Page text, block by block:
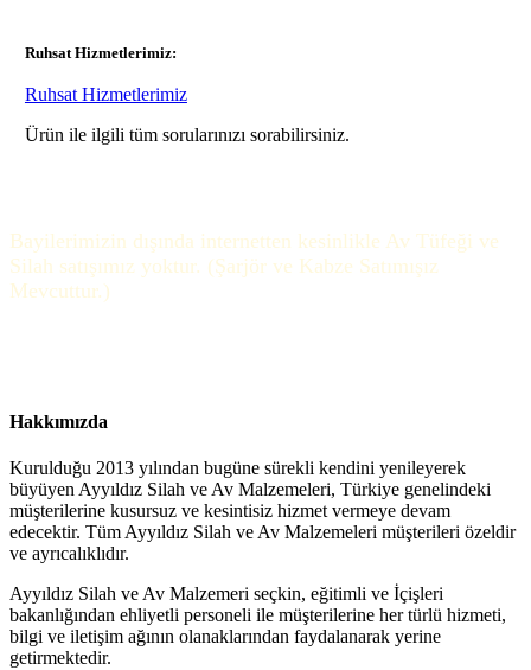
Ruhsat Hizmetlerimiz:
Ruhsat Hizmetlerimiz
Ürün ile ilgili tüm sorularınızı sorabilirsiniz.
Bayilerimizin dışında internetten kesinlikle Av Tüfeği ve
Silah satışımız yoktur. (Şarjör ve Kabze Satımışız
Mevcuttur.)
Hakkımızda
Kurulduğu 2013 yılından bugüne sürekli kendini yenileyerek
büyüyen Ayyıldız Silah ve Av Malzemeleri, Türkiye genelindeki
müşterilerine kusursuz ve kesintisiz hizmet vermeye devam
edecektir. Tüm Ayyıldız Silah ve Av Malzemeleri müşterileri özeldir
ve ayrıcalıklıdır.
Ayyıldız Silah ve Av Malzemeri seçkin, eğitimli ve İçişleri
bakanlığından ehliyetli personeli ile müşterilerine her türlü hizmeti,
bilgi ve iletişim ağının olanaklarından faydalanarak yerine
getirmektedir.